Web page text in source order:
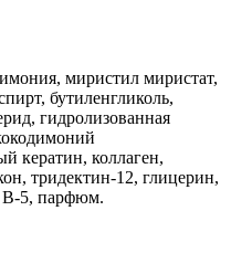
миристил миристат,
бутиленгликоль,
гидролизованная
кератин, коллаген,
тридектин-12, глицерин,
В-5, парфюм.